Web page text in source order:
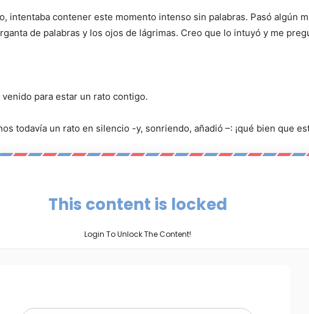
intentaba contener este momento intenso sin palabras. Pasó algún
de palabras y los ojos de lágrimas. Creo que lo intuyó y me
venido para estar un rato contigo.
todavía un rato en silencio -y, sonriendo, añadió –: ¡qué bien que
This content is locked
Login To Unlock The Content!